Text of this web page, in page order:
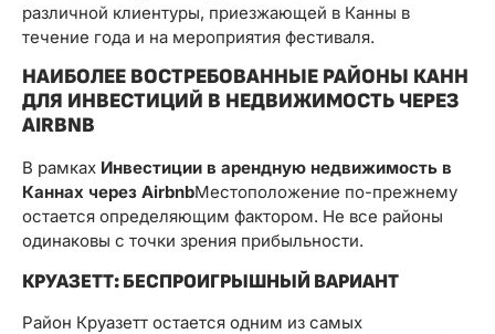
различной клиентуры, приезжающей в Канны в
течение года и на мероприятия фестиваля.
НАИБОЛЕЕ ВОСТРЕБОВАННЫЕ РАЙОНЫ КАНН
ДЛЯ ИНВЕСТИЦИЙ В НЕДВИЖИМОСТЬ ЧЕРЕЗ
AIRBNB
В рамках Инвестиции в арендную недвижимость в
Каннах через AirbnbМестоположение по-прежнему
остается определяющим фактором. Не все районы
одинаковы с точки зрения прибыльности.
КРУАЗЕТТ: БЕСПРОИГРЫШНЫЙ ВАРИАНТ
Район Круазетт остается одним из самых